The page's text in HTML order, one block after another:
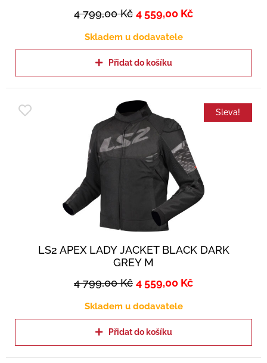
4 799,00Kč 4 559,00 Kč
Skladem u dodavatele
Přidat do košíku
Sleva!
LS2 APEX LADY JACKET BLACK DARK
GREY M
4 799,00Kč 4 559,00 Kč
Skladem u dodavatele
Přidat do košíku